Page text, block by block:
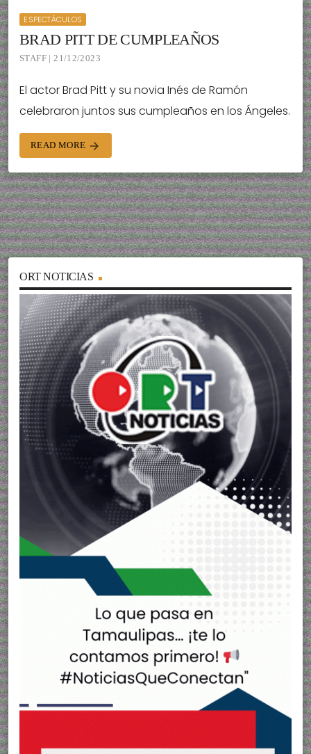
ESPECTÁCULOS
BRAD PITT DE CUMPLEAÑOS
STAFF | 21/12/2023
El actor Brad Pitt y su novia Inés de Ramón
celebraron juntos sus cumpleaños en los Ángeles.
READ MORE arrow_forward
ORT NOTICIAS